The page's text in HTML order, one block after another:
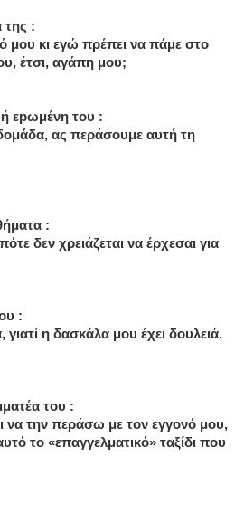
της :
μου κι εγώ πρέπει να πάμε στο
έτσι, αγάπη μου;
εpωμένη του :
ας περάσουμε αυτή τη
:
δεν χρειάζεται να έρχεσαι για
:
η δασκάλα μου έχει δουλειά.
του :
την περάσω με τον εγγονό μου,
το «επαγγελματικό» ταξίδι που